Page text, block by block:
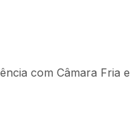
com Câmara Fria e